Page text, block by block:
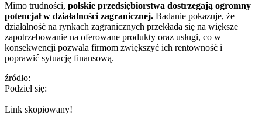
Mimo trudności, polskie przedsiębiorstwa dostrzegają ogromny
potencjał w działalności zagranicznej. Badanie pokazuje, że
działalność na rynkach zagranicznych przekłada się na większe
zapotrzebowanie na oferowane produkty oraz usługi, co w
konsekwencji pozwala firmom zwiększyć ich rentowność i
poprawić sytuację finansową.
źródło:
Podziel się:
Link skopiowany!